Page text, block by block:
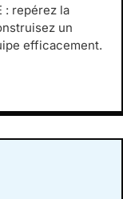
: repérez la
un
efficacement.